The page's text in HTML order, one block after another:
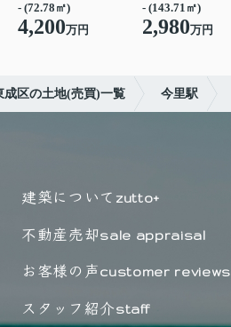
- (72.78㎡)
4,200万円
- (143.71㎡)
2,980万円
成区の土地(売買)一覧 今里駅
建築について zutto+
不動産売却sale appraisal
お客様の声customer reviews
スタッフ紹介staff